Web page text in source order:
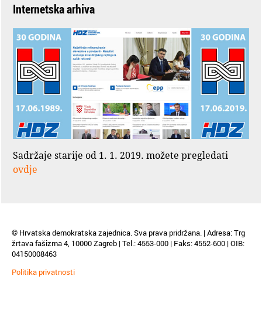
Internetska arhiva
Sadržaje starije od 1. 1. 2019. možete pregledati
ovdje
© Hrvatska demokratska zajednica. Sva prava pridržana. | Adresa: Trg
žrtava fašizma 4, 10000 Zagreb | Tel.: 4553-000 | Faks: 4552-600 | OIB:
04150008463
Politika privatnosti